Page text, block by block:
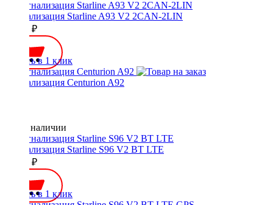
Сигнализация Starline A93 V2 2CAN-2LIN
20650 ₽
Купить в 1 клик
Сигнализация Centurion A92
Нет в наличии
Сигнализация Starline S96 V2 BT LTE
23300 ₽
Купить в 1 клик